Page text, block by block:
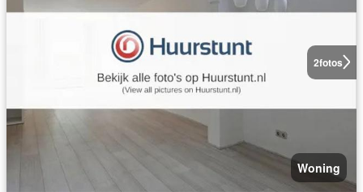
2fotos
Woning